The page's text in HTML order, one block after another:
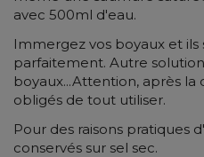
avec 500ml d'eau.
Immergez vos boyaux et
parfaitement. Autre
boyaux...Attention, après
obligés de tout utiliser.
Pour des raisons pratiques
conservés sur sel sec.